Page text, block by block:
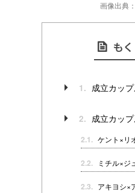
画像出典
も
1. 成立カッ
2. 成立カッ
2.1. ケント×リ
2.2. ミチル×ジ
2.3. アキヨシ×